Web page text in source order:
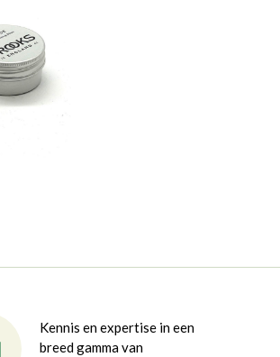
Kennis en expertise in een
breed gamma van